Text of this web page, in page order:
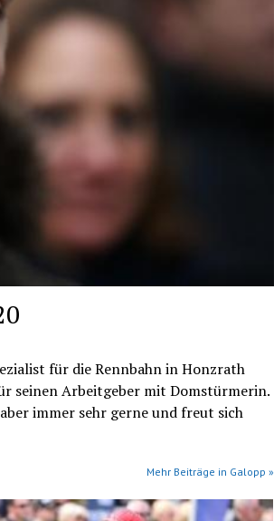
für die Rennbahn in Honzrath
seinen Arbeitgeber mit Domstürmerin.
immer sehr gerne und freut sich
Mehr Beiträge in Galopp »